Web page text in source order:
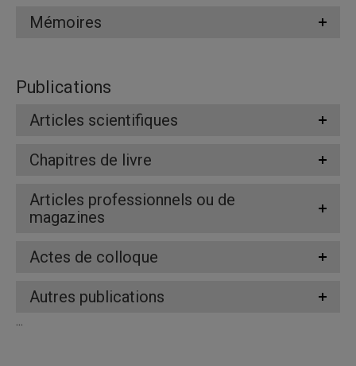
Mémoires
Publications
Articles scientifiques
Chapitres de livre
Articles professionnels ou de
magazines
Actes de colloque
Autres publications
...